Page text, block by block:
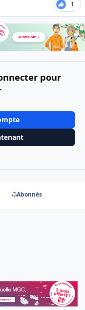
1
pour
Abonnés